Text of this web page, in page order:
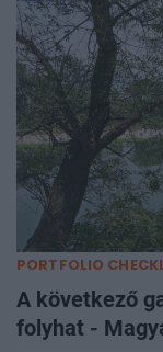
PORTFOLIO
A következő
folyhat -